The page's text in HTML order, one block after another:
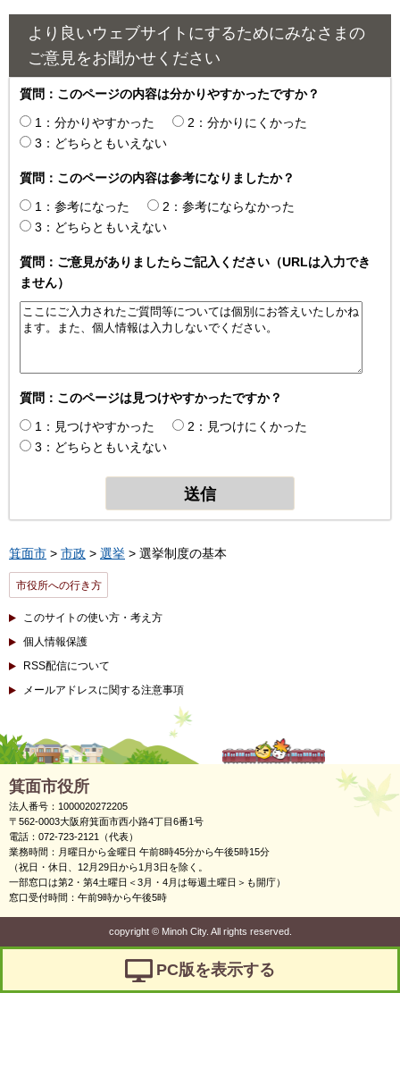
より良いウェブサイトにするためにみなさまの
ご意見をお聞かせください
質問：このページの内容は分かりやすかったですか？
1：分かりやすかった
2：分かりにくかった
3：どちらともいえない
質問：このページの内容は参考になりましたか？
1：参考になった
2：参考にならなかった
3：どちらともいえない
質問：ご意見がありましたらご記入ください（URLは入力でき
ません）
質問：このページは見つけやすかったですか？
1：見つけやすかった
2：見つけにくかった
3：どちらともいえない
箕面市 > 市政 > 選挙 > 選挙制度の基本
市役所への行き方
このサイトの使い方・考え方
個人情報保護
RSS配信について
メールアドレスに関する注意事項
箕面市役所
法人番号：1000020272205
〒562-0003大阪府箕面市西小路4丁目6番1号
電話：072-723-2121（代表）
業務時間：月曜日から金曜日 午前8時45分から午後5時15分
（祝日・休日、12月29日から1月3日を除く。
一部窓口は第2・第4土曜日＜3月・4月は毎週土曜日＞も開庁）
窓口受付時間：午前9時から午後5時
copyright ©Minoh City. All rights reserved.
PC版を表示する